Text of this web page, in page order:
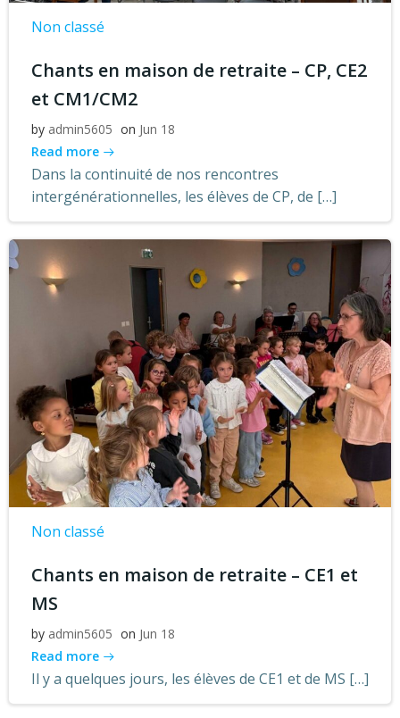
Non classé
Chants en maison de retraite – CP, CE2
et CM1/CM2
by admin5605 on Jun 18
Read more
Dans la continuité de nos rencontres
intergénérationnelles, les élèves de CP, de […]
Non classé
Chants en maison de retraite – CE1 et
MS
by admin5605 on Jun 18
Read more
Il y a quelques jours, les élèves de CE1 et de MS […]